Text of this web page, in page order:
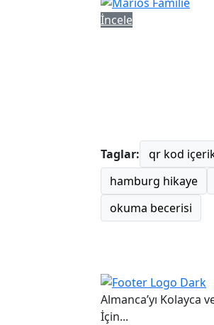
İncele
Taglar: qr kod
hamburg hikaye
okuma becerisi
Almanca’yı Kolayca
İçin...